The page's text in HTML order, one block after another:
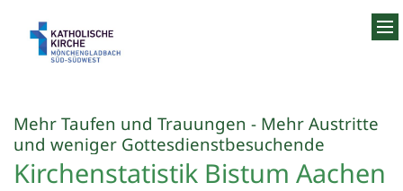
Mehr Taufen und Trauungen - Mehr Austritte
und weniger Gottesdienstbesuchende
Kirchenstatistik Bistum Aachen